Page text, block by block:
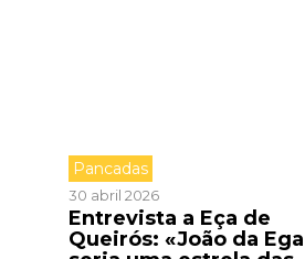
Pancadas
30 abril 2026
Entrevista a Eça de
Queirós: «João da Ega